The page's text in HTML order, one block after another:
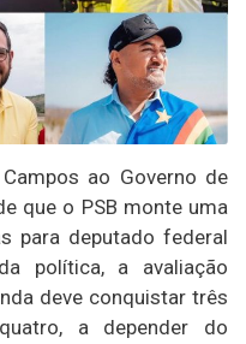
ao Governo de
que o PSB monte uma
para deputado federal
política, a avaliação
deve conquistar três
a depender do